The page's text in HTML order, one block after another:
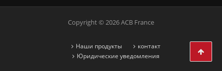
Copyright © 2026 ACB France
Наши продукты
контакт
Юридические уведомления